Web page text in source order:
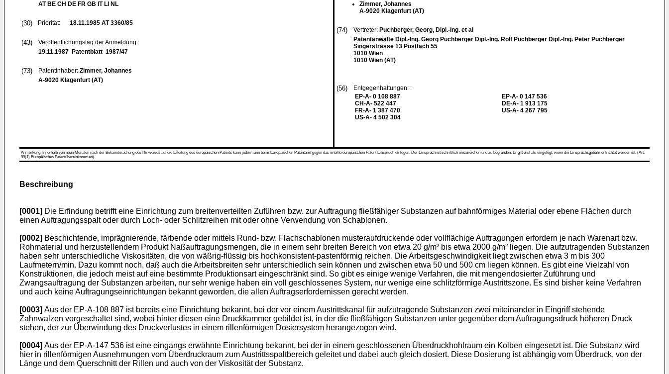
AT BE CH DE FR GB IT LI NL
(30) Priorität: 18.11.1985 AT 3360/85
(43)
Veröffentlichungstag der Anmeldung:
19.11.1987 Patentblatt 1987/47
(73) Patentinhaber: Zimmer, Johannes
A-9020 Klagenfurt (AT)
Zimmer, Johannes
A-9020 Klagenfurt (AT)
(74) Vertreter: Puchberger, Georg, Dipl.-Ing. et al
Patentanwälte Dipl.-Ing. Georg Puchberger Dipl.-Ing. Rolf Puchberger Dipl.-Ing. Peter Puchberger
Singerstrasse 13 Postfach 55
1010 Wien
1010 Wien (AT)
(56)
Entgegenhaltungen: :
EP-A- 0 108 887
CH-A- 522 447
FR-A- 1 387 470
US-A- 4 502 304
EP-A- 0 147 536
DE-A- 1 913 175
US-A- 4 267 795
Anmerkung: Innerhalb von neun Monaten nach der Bekanntmachung des Hinweises auf die Erteilung des europäischen Patents kann jedermann beim Europäischen Patentamt gegen das erteilte europäischen Patent Einspruch einlegen. Der Einspruch ist schriftlich einzureichen und zu begründen. Er gilt erst als eingelegt, wenn die Einspruchsgebühr entrichtet worden ist. (Art.
99(1) Europäisches Patentübereinkommen).
Beschreibung
[0001] Die Erfindung betrifft eine Einrichtung zum breitenverteilten Zufüh­ren bzw. zur Auftragung fließfähiger Substanzen auf bahnförmiges Ma­terial oder ebene Flächen durch
einen Auftragungsspalt oder durch Loch- oder Schlitzreihen mit oder ohne Verwendung von Schablonen.
[0002] Beschichtende, imprägnierende, färbende oder mittels Rund- bzw. Flachschablonen musteraufdruckende oder vollflächige Auftragungen er­fordern je nach Warenart bzw.
Rohmaterial und herzustellendem Produkt Naßauftragungsmengen, die in einem sehr breiten Bereich von etwa 20 g/m² bis etwa 2000 g/m² liegen. Die aufzutragenden Substanzen
ha­ben sehr unterschiedliche Viskositäten, die von wäßrig-flüssig bis hochkonsistent-pastenförmig reichen. Die Arbeitsgeschwindigkeit liegt zwischen etwa 3 m bis 300
Laufmetern/min. Dazu kommt noch, daß auch die Arbeitsbreiten sehr unterschiedlich sein können und zwischen etwa 50 und 500 cm liegen können. Es gibt eine Vielzahl von
Konstruktionen, die jedoch meist auf eine bestimmte Produktionsart eingeschränkt sind. So gibt es einige wenige Verfahren, die mit mengendosierter Zuführung und
Zwangsauftragung der Substanzen arbeiten, nur sehr wenige haben ein voll geschlossenes System, nur wenige eine schlitzförmige Austritts­zone. Es sind bisher keine Verfahren
und auch keine Auftragungseinrich­tungen bekannt geworden, die allen Auftragserfordernissen gerecht werden.
[0003] Aus der EP-A-108 887 ist bereits eine Einrichtung bekannt, bei der vor einem Austrittskanal für aufzutragende Substanzen zwei miteinander in Eingriff stehende
Zahnwalzen vorgeschaltet sind, wobei hinter diesen eine Druckkammer gebildet ist, in der die fließfähigen Substanzen un­ter gegenüber dem Auftragungsdruck höheren Druck
stehen, der zur Über­windung des Druckverlustes in einem rillenförmigen Dosiersystem heran­gezogen wird.
[0004] Aus der EP-A-147 536 ist eine eingangs erwähnte Einrichtung bekannt, bei der in einem geschlossenen Überdruckhohlraum ein Kolben eingesetzt ist. Die Substanz wird
hier in rillenförmigen Ausnehmungen vom Über­druckraum zum Austrittsspaltbereich geleitet und dabei auch gleich dosiert. Diese Dosierung ist abhängig vom Überdruck, von der
Länge und dem Querschnitt der Rillen und auch von der Viskosität der Substanz.